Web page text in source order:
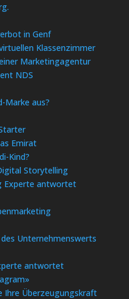
in Genf
Klassenzimmer
Marketingagentur
NDS
Marke aus?
Emirat
Kind?
Storytelling
Experte antwortet
Unternehmenswerts
antwortet
Ihre Überzeugungskraft